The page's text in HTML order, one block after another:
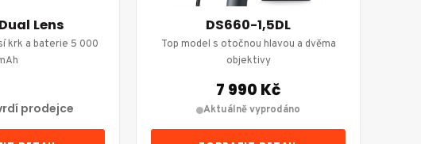
Lens
krk a baterie 5 000
prodejce
DS660-1,5DL
Top model s otočnou hlavou a dvěma
objektivy
7 990 Kč
Aktuálně vyprodáno